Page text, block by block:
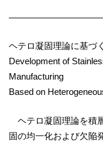
ヘテロ凝固理論に基づ
Development of
Manufacturing
Based on
ヘテロ凝固理論を積
固の均一化および欠陥